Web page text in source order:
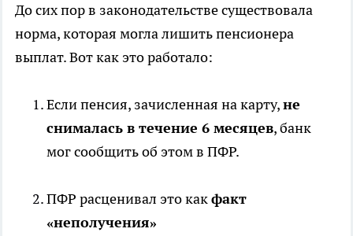
До сих пор в законодательстве существовала
норма, которая могла лишить пенсионера
выплат. Вот как это работало:
Если пенсия, зачисленная на карту,не
снималась в течение 6 месяцев, банк
мог сообщить об этом в ПФР.
ПФР расценивал это какфакт
«неполучения»